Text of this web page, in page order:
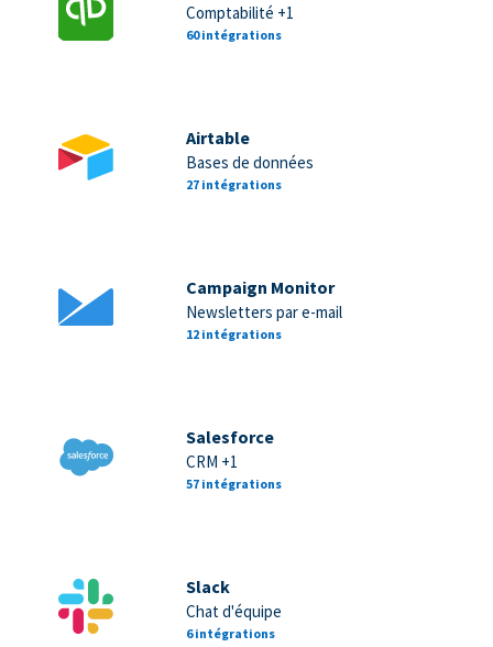
Comptabilité +1
60 intégrations
Airtable
Bases de données
27 intégrations
Campaign Monitor
Newsletters par e-mail
12 intégrations
Salesforce
CRM +1
57 intégrations
Slack
Chat d'équipe
6 intégrations